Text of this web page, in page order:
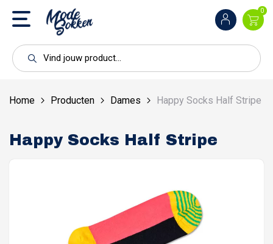
0
Home Producten Dames Happy Socks Half Stripe
Happy Socks Half Stripe